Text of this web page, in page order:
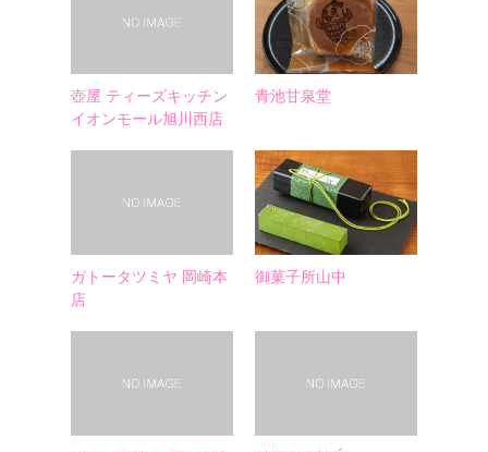
壺屋 ティーズキッチン
イオンモール旭川西店
青池甘泉堂
ガトータツミヤ 岡崎本
店
御菓子所山中